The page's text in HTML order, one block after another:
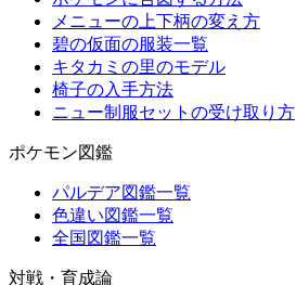
メニューの上下柄の変え方
碧の仮面の服装一覧
キタカミの里のモデル
椅子の入手方法
ニュー制服セットの受け取り方
ポケモン図鑑
パルデア図鑑一覧
色違い図鑑一覧
全国図鑑一覧
対戦・育成論